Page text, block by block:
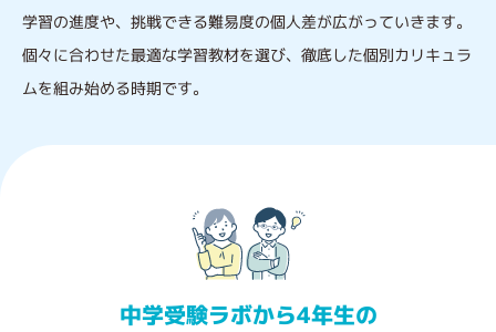
学習の進度や、挑戦できる難易度の個人差が広がっていきます。
個々に合わせた最適な学習教材を選び、徹底した個別カリキュラ
ムを組み始める時期です。
中学受験ラボから4年生の